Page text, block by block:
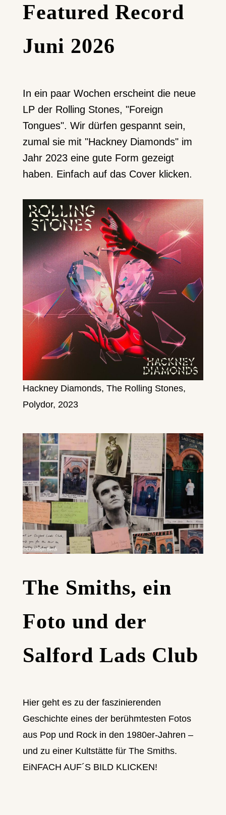
Featured Record
Juni 2026
In ein paar Wochen erscheint die neue
LP der Rolling Stones, "Foreign
Tongues". Wir dürfen gespannt sein,
zumal sie mit "Hackney Diamonds" im
Jahr 2023 eine gute Form gezeigt
haben. Einfach auf das Cover klicken.
Hackney Diamonds, The Rolling Stones,
Polydor, 2023
The Smiths, ein
Foto und der
Salford Lads Club
Hier geht es zu der faszinierenden
Geschichte eines der berühmtesten Fotos
aus Pop und Rock in den 1980er-Jahren –
und zu einer Kultstätte für The Smiths.
EiNFACH AUF´S BILD KLICKEN!